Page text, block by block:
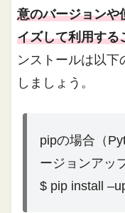
意のバージョンや
イズして利用する
ンストールは以下
しましょう。
pipの場合（
ージョンアッ
$ pip install